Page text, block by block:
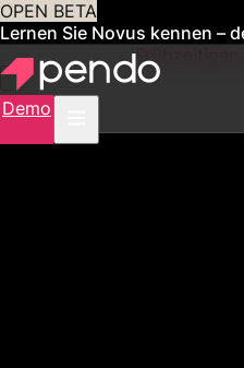
OPEN BETA
Lernen Sie Novus kennen –
für Sie verwaltetFrühzeitigen
Demo